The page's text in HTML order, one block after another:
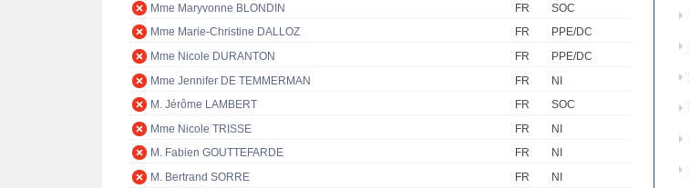
Mme Maryvonne BLONDIN
FR
SOC
Mme Marie-Christine DALLOZ
FR
PPE/DC
Mme Nicole DURANTON
FR
PPE/DC
Mme Jennifer DE TEMMERMAN
FR
NI
M. Jérôme LAMBERT
FR
SOC
Mme Nicole TRISSE
FR
NI
M. Fabien GOUTTEFARDE
FR
NI
M. Bertrand SORRE
FR
NI